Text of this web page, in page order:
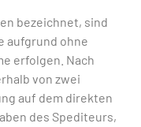
bezeichnet, sind
aufgrund ohne
erfolgen. Nach
von zwei
auf dem direkten
des Spediteurs,